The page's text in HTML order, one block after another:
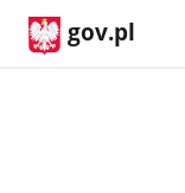
gov.pl